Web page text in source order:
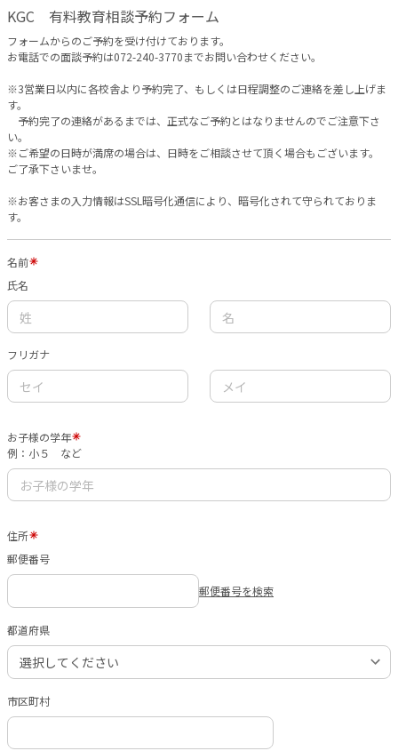
KGC 有料教育相談予約フォーム
フォームからのご予約を受け付けております。
お電話での面談予約は072-240-3770までお問い合わせください。
※3営業日以内に各校舎より予約完了、もしくは日程調整のご連絡を差し上げま
す。
予約完了の連絡があるまでは、正式なご予約とはなりませんのでご注意下さ
い。
※ご希望の日時が満席の場合は、日時をご相談させて頂く場合もございます。
ご了承下さいませ。
※お客さまの入力情報はSSL暗号化通信により、暗号化されて守られておりま
す。
名前
氏名
フリガナ
お子様の学年
例：小５ など
住所
郵便番号
郵便番号を検索
都道府県
市区町村